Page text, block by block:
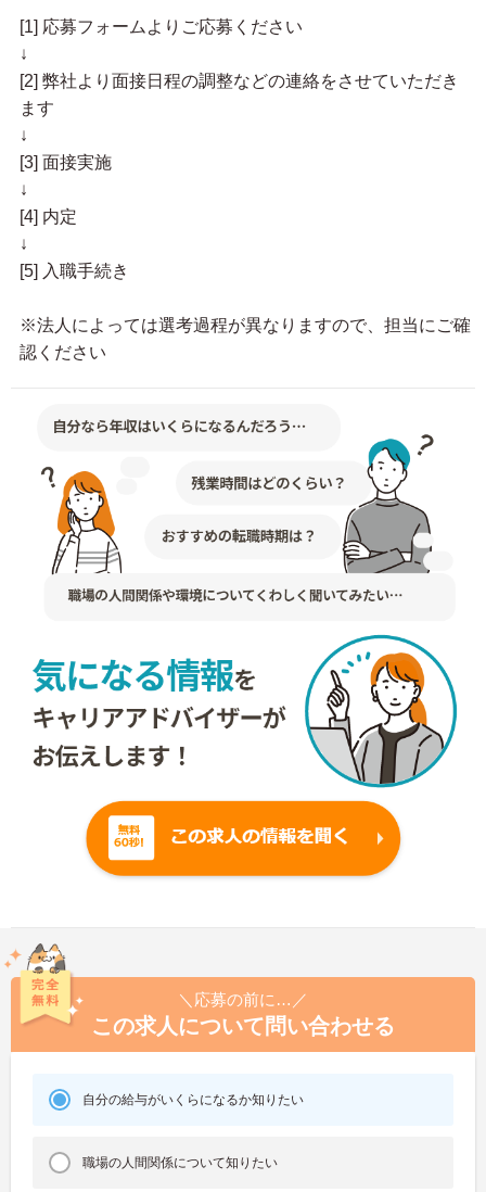
[1] 応募フォームよりご応募ください
↓
[2] 弊社より面接日程の調整などの連絡をさせていただき
ます
↓
[3] 面接実施
↓
[4] 内定
↓
[5] 入職手続き
※法人によっては選考過程が異なりますので、担当にご確
認ください
＼応募の前に…／
この求人について問い合わせる
自分の給与がいくらになるか知りたい
職場の人間関係について知りたい